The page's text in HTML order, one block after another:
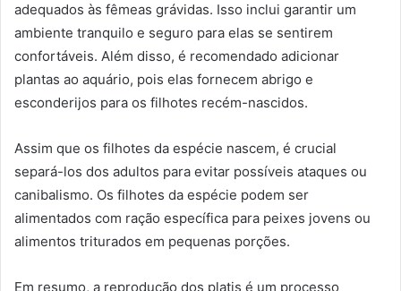
adequados às fêmeas grávidas. Isso inclui garantir um
ambiente tranquilo e seguro para elas se sentirem
confortáveis. Além disso, é recomendado adicionar
plantas ao aquário, pois elas fornecem abrigo e
esconderijos para os filhotes recém-nascidos.
Assim que os filhotes da espécie nascem, é crucial
separá-los dos adultos para evitar possíveis ataques ou
canibalismo. Os filhotes da espécie podem ser
alimentados com ração específica para peixes jovens ou
alimentos triturados em pequenas porções.
Em resumo, a reprodução dos platis é um processo